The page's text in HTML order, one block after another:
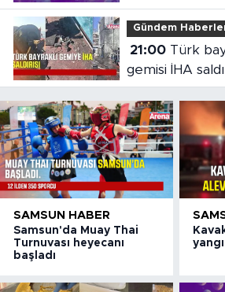
Gündem
21:00Türk bayraklı kuru yük
gemisi İHA
SAMSUN HABER
Samsun'da Muay Thai
Turnuvası heyecanı
başladı